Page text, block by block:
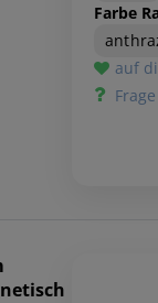
Farbe
auf